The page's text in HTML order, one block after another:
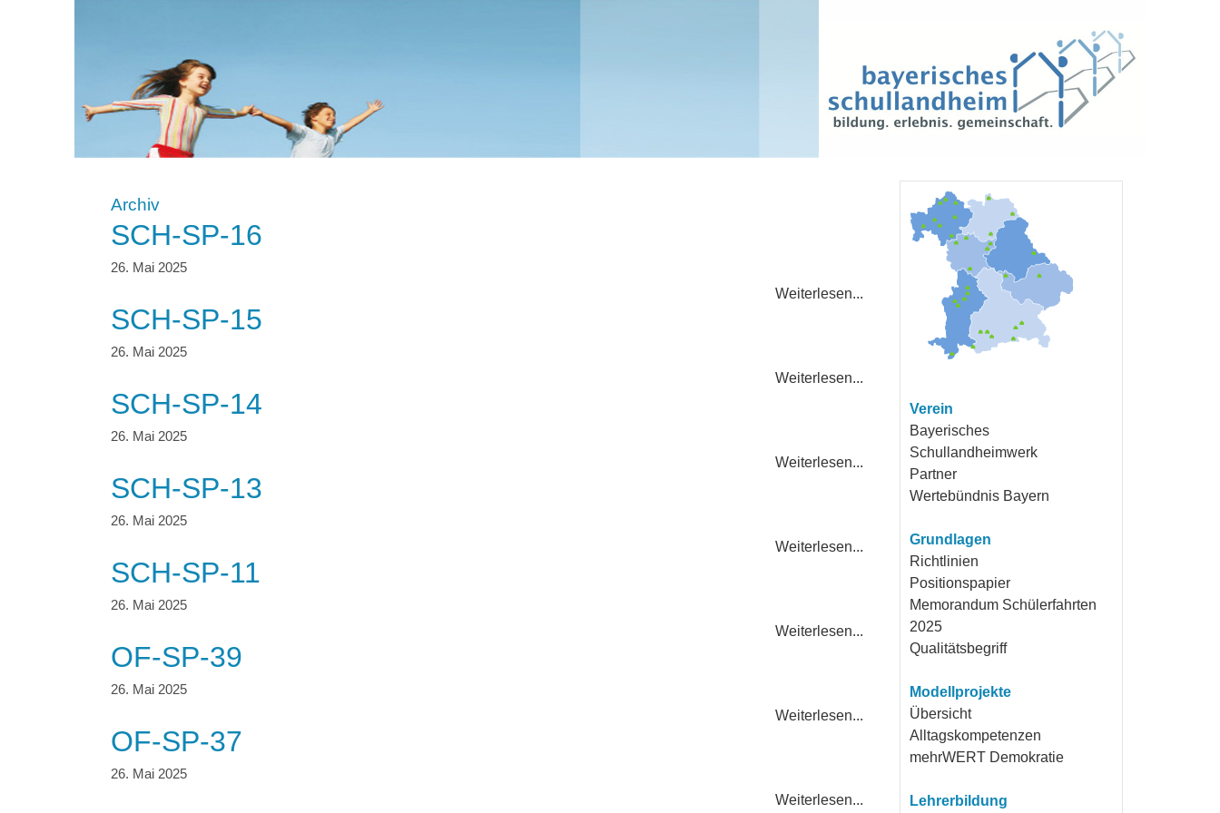
Verein
Bayerisches
Schullandheimwerk
Partner
Wertebündnis Bayern
Grundlagen
Richtlinien
Positionspapier
Memorandum Schülerfahrten
2025
Qualitätsbegriff
Modellprojekte
Übersicht
Alltagskompetenzen
mehrWERT Demokratie
Lehrerbildung
Archiv
SCH-SP-16
Weiterlesen...
SCH-SP-15
Weiterlesen...
SCH-SP-14
Weiterlesen...
SCH-SP-13
Weiterlesen...
SCH-SP-11
Weiterlesen...
OF-SP-39
Weiterlesen...
OF-SP-37
Weiterlesen...